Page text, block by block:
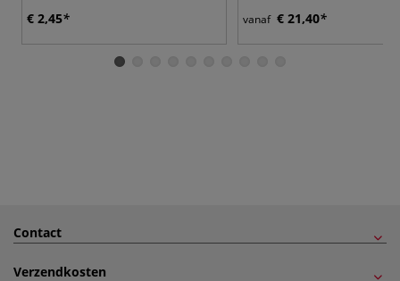
€ 2,45 vanaf € 21,40
Contact
Verzendkosten